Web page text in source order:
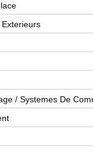
/ Systemes De